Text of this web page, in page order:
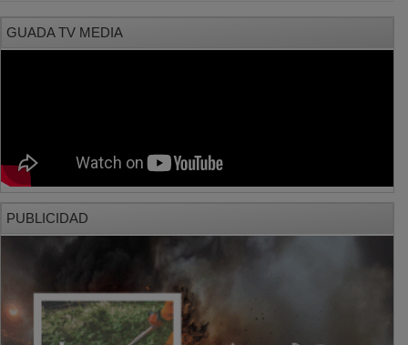
GUADA TV MEDIA
PUBLICIDAD